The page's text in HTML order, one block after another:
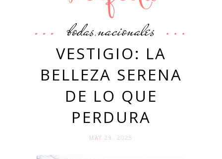
bodas,nacionales
VESTIGIO: LA
BELLEZA SERENA
DE LO QUE
PERDURA
MAY 29. 2025